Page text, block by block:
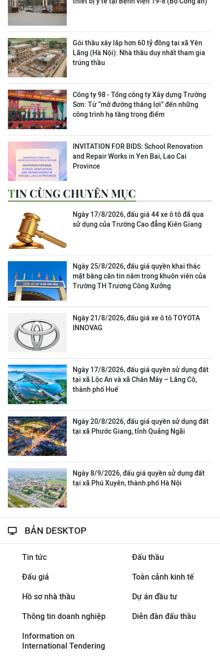
Gói thầu xây lắp hơn 60 tỷ đồng tại xã Yên
Lãng (Hà Nội): Nhà thầu duy nhất tham gia
trúng thầu
Công ty 98 - Tổng công ty Xây dựng Trường
Sơn: Từ “mở đường thắng lợi” đến những
công trình hạ tầng trọng điểm
INVITATION FOR BIDS: School Renovation
and Repair Works in Yen Bai, Lao Cai
Province
TIN CÙNG CHUYÊN MỤC
Ngày 17/8/2026, đấu giá 44 xe ô tô đã qua
sử dụng của Trường Cao đẳng Kiên Giang
Ngày 25/8/2026, đấu giá quyền khai thác
mặt bằng căn tin nằm trong khuôn viên của
Trường TH Trương Công Xưởng
Ngày 21/8/2026, đấu giá xe ô tô TOYOTA
INNOVAG
Ngày 17/8/2026, đấu giá quyền sử dụng đất
tại xã Lộc An và xã Chân Mây – Lăng Cô,
thành phố Huế
Ngày 20/8/2026, đấu giá quyền sử dụng đất
tại xã Phước Giang, tỉnh Quảng Ngãi
Ngày 8/9/2026, đấu giá quyền sử dụng đất
tại xã Phú Xuyên, thành phố Hà Nội
BẢN DESKTOP
Tin tức Đấu thầu
Đấu giá Toàn cảnh kinh tế
Hồ sơ nhà thầu Dự án đầu tư
Thông tin doanh nghiệp Diễn đàn đấu thầu
Information on
International Tendering